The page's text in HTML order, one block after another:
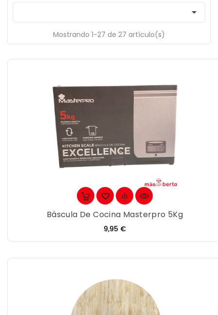

Mostrando 1-27 de 27 artículo(s)
Báscula De Cocina Masterpro 5Kg
Precio
9,95 €